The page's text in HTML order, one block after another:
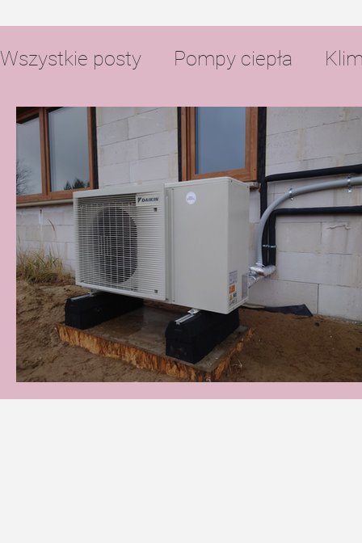
Wszystkie posty Pompy ciepła
Ogrzewanie podłogowe